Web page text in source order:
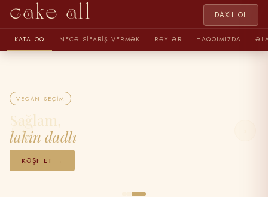
cake all DAXIL OL
KATALOQ NECƏ SIFARIŞ VERMƏK RƏYLƏR HAQQIMIZDA
VEGAN SEÇIM
Sağlam,
lakin dadlı
KƏŞF ET →
‹ ›